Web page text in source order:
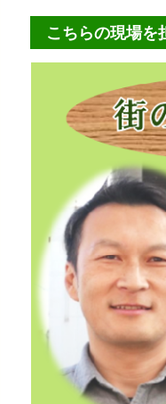
こちらの現場を